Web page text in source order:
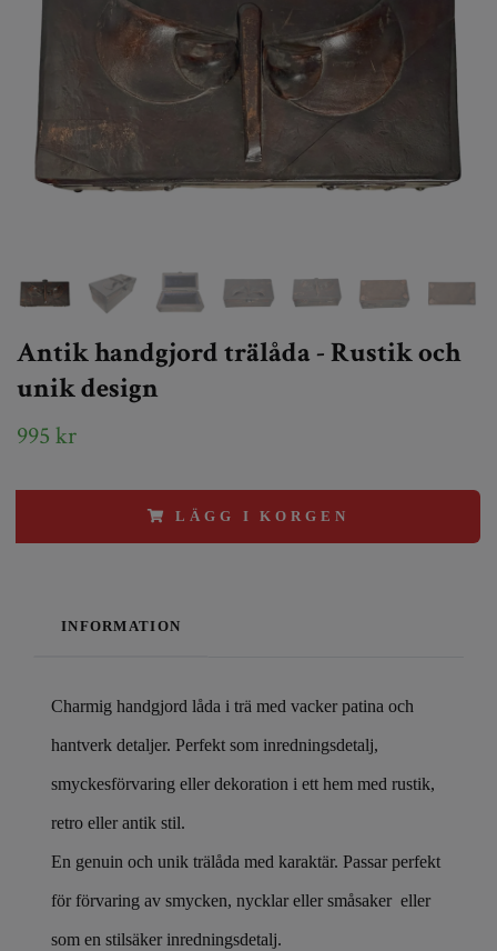
Antik handgjord trälåda - Rustik och
unik design
995 kr
LÄGG I KORGEN
INFORMATION
Charmig handgjord låda i trä med vacker patina och
hantverk detaljer. Perfekt som inredningsdetalj,
smyckesförvaring eller dekoration i ett hem med rustik,
retro eller antik stil.
En genuin och unik trälåda med karaktär. Passar perfekt
för förvaring av smycken, nycklar eller småsaker eller
som en stilsäker inredningsdetalj.